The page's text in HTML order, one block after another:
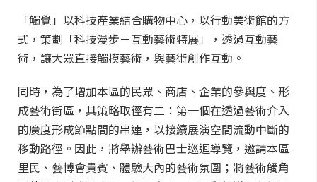
「觸覺」以科技產業結合購物中心，以行動美術館的方
式，策劃「科技漫步－互動藝術特展」，透過互動藝
術，讓大眾直接觸摸藝術，與藝術創作互動。
同時，為了增加本區的民眾、商店、企業的參與度、形
成藝術街區，其策略取徑有二：第一個在透過藝術介入
的廣度形成節點間的串連，以接續展演空間流動中斷的
移動路徑。因此，將舉辦藝術巴士巡迴導覽，邀請本區
里民、藝博會貴賓、體驗大內的藝術氛圍；將藝術觸角